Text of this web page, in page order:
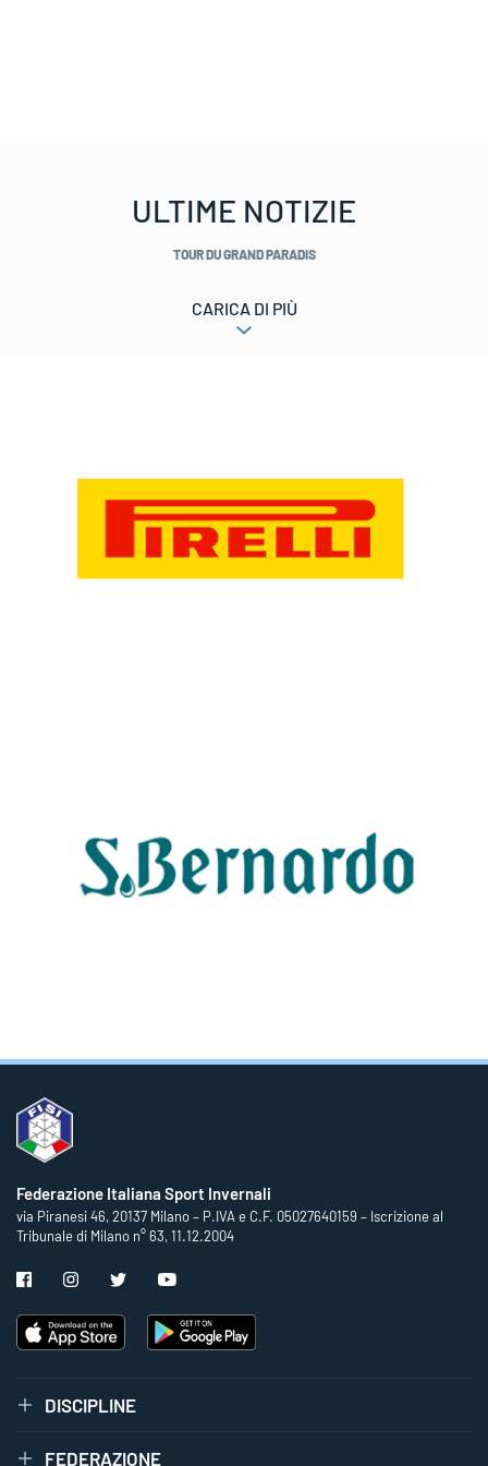
ULTIME NOTIZIE
TOUR DU GRAND PARADIS
CARICA DI PIÙ
Federazione Italiana Sport Invernali
via Piranesi 46, 20137 Milano – P.IVA e C.F. 05027640159 – Iscrizione al
Tribunale di Milano n° 63, 11.12.2004
DISCIPLINE
FEDERAZIONE